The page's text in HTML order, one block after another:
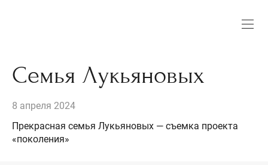
Семья Лукьяновых
8 апреля 2024
Прекрасная семья Лукьяновых — съемка проекта
«поколения»